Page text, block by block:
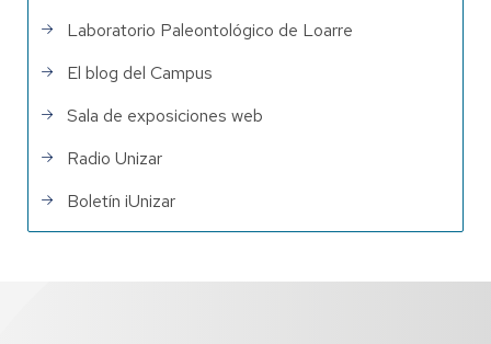
Laboratorio Paleontológico de Loarre
El blog del Campus
Sala de exposiciones web
Radio Unizar
Boletín iUnizar